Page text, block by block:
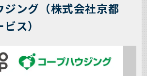
ジング（株式会社京都
ス）